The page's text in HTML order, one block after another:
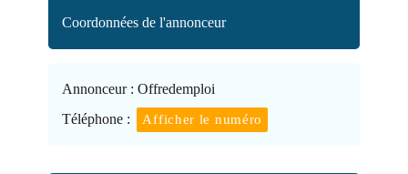
Coordonnées de l'annonceur
Annonceur : Offredemploi
Téléphone :
Afficher le numéro